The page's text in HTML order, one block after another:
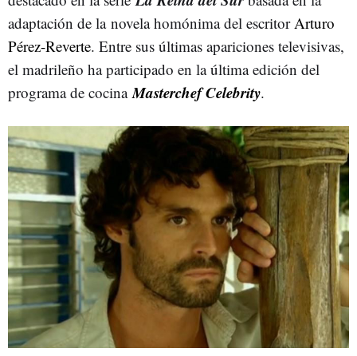
adaptación de la novela homónima del escritorArturo
Pérez-Reverte. Entre sus últimas apariciones televisivas,
el madrileño ha participado en la última edición del
programa de cocina Masterchef Celebrity.